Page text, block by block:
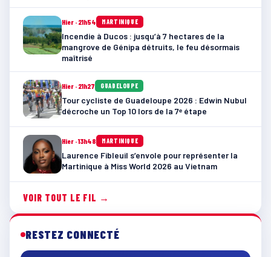
Hier · 21h54 MARTINIQUE
Incendie à Ducos : jusqu’à 7 hectares de la
mangrove de Génipa détruits, le feu désormais
maîtrisé
Hier · 21h27 GUADELOUPE
Tour cycliste de Guadeloupe 2026 : Edwin Nubul
décroche un Top 10 lors de la 7ᵉ étape
Hier · 13h48 MARTINIQUE
Laurence Fibleuil s’envole pour représenter la
Martinique à Miss World 2026 au Vietnam
VOIR TOUT LE FIL →
RESTEZ CONNECTÉ